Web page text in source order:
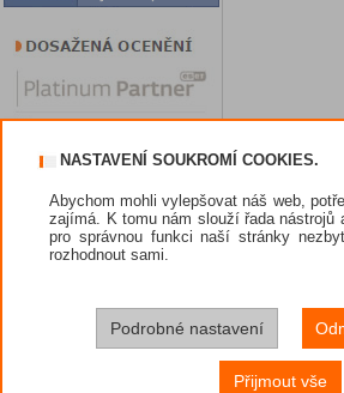
NASTAVENÍ SOUKROMÍ COOKIES.
Abychom mohli vylepšovat náš web,
zajímá. K tomu nám slouží řada nástrojů
pro správnou funkci naší stránky
rozhodnout sami.
Podrobné nastavení
Přijmout vše